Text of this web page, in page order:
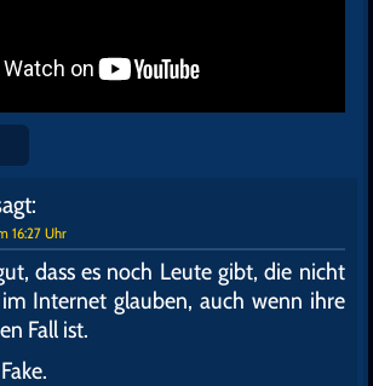
16:27 Uhr
dass es noch Leute gibt, die nicht
im Internet glauben, auch wenn ihre
Fall ist.